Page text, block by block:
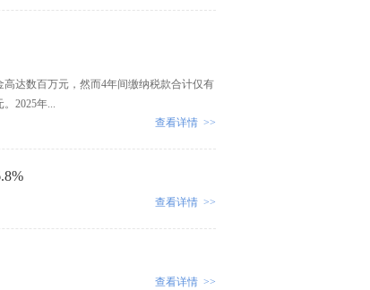
达数百万元，然而4年间缴纳税款合计仅有
2025年...
查看详情 >>
查看详情 >>
查看详情 >>